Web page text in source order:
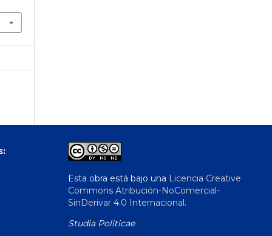
Esta obra está bajo una Licencia Creative
Commons Atribución-NoComercial-
SinDerivar 4.0 Internacional .
Studia Politicae